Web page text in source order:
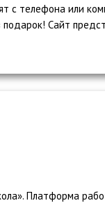
с телефона или
Сайт
Платформа